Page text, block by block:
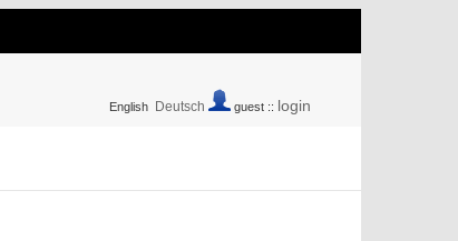
English Deutsch guest :: login